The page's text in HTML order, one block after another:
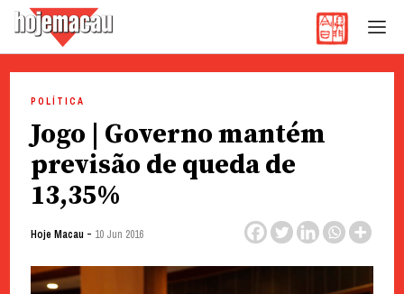
content
POLÍTICA
Jogo | Governo mantém
previsão de queda de
13,35%
Hoje Macau - 10 Jun 2016